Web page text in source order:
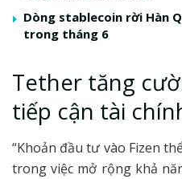
Dòng stablecoin rời Hàn
trong tháng 6
Tether tăng
tiếp cận tài
“Khoản đầu tư vào Fizen
trong việc mở rộng khả